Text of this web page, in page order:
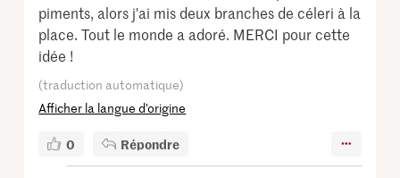
piments, alors j'ai mis deux branches de céleri à la
place. Tout le monde a adoré. MERCI pour cette
idée !
(traduction automatique)
Afficher la langue d’origine
0 Répondre